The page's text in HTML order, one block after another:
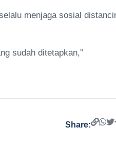
menjaga sosial
sudah ditetapkan,”
Share: